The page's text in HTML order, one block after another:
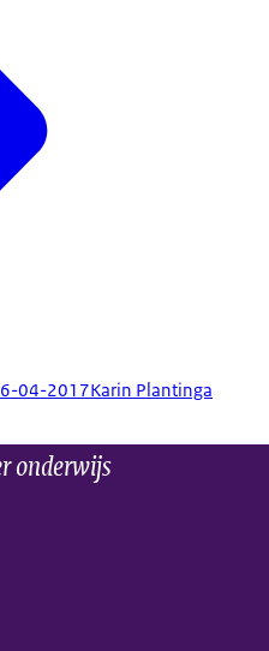
04-2017Karin Plantinga
onderwijs